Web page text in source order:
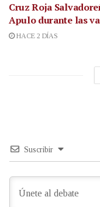
Cruz Roja
Apulo durante las
HACE 2 DÍAS
Suscribir